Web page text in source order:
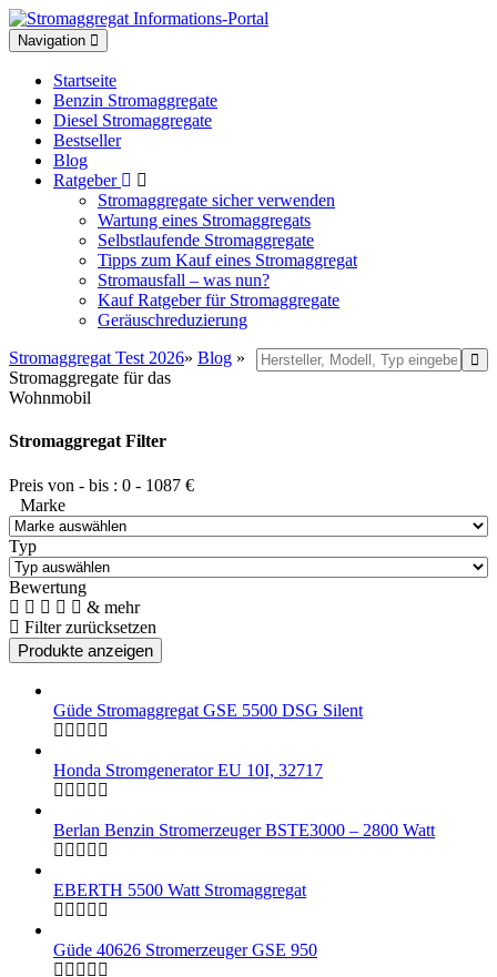
Toggle
navigation
Navigation
Startseite
Benzin Stromaggregate
Diesel Stromaggregate
Bestseller
Blog
Ratgeber
Stromaggregate sicher verwenden
Wartung eines Stromaggregats
Selbstlaufende Stromaggregate
Tipps zum Kauf eines Stromaggregat
Stromausfall – was nun?
Kauf Ratgeber für Stromaggregate
Geräuschreduzierung
Stromaggregat Test 2026» Blog »
Stromaggregate für das
Wohnmobil
Stromaggregat Filter
Preis von - bis : 0 - 1087 €
Marke
Typ
Bewertung
& mehr
Filter zurücksetzen
Güde Stromaggregat GSE 5500 DSG Silent
Honda Stromgenerator EU 10I, 32717
Berlan Benzin Stromerzeuger BSTE3000 – 2800 Watt
EBERTH 5500 Watt Stromaggregat
Güde 40626 Stromerzeuger GSE 950